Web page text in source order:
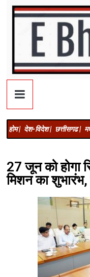
होम | देश-विदेश | छत्तीसगढ |
27 जून को होगा
मिशन का